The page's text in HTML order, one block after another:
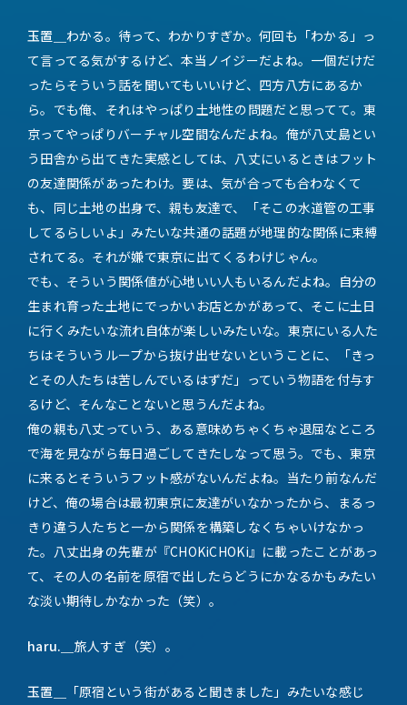
玉置＿ わかる。待って、わかりすぎか。何回も「わかる」っ
て言ってる気がするけど、本当ノイジーだよね。一個だけだ
ったらそういう話を聞いてもいいけど、四方八方にあるか
ら。でも俺、それはやっぱり土地性の問題だと思ってて。東
京ってやっぱりバーチャル空間なんだよね。俺が八丈島とい
う田舎から出てきた実感としては、八丈にいるときはフット
の友達関係があったわけ。要は、気が合っても合わなくて
も、同じ土地の出身で、親も友達で、「そこの水道管の工事
してるらしいよ」みたいな共通の話題が地理的な関係に束縛
されてる。それが嫌で東京に出てくるわけじゃん。
でも、そういう関係値が心地いい人もいるんだよね。自分の
生まれ育った土地にでっかいお店とかがあって、そこに土日
に行くみたいな流れ自体が楽しいみたいな。東京にいる人た
ちはそういうループから抜け出せないということに、「きっ
とその人たちは苦しんでいるはずだ」っていう物語を付与す
るけど、そんなことないと思うんだよね。
俺の親も八丈っていう、ある意味めちゃくちゃ退屈なところ
で海を見ながら毎日過ごしてきたしなって思う。でも、東京
に来るとそういうフット感がないんだよね。当たり前なんだ
けど、俺の場合は最初東京に友達がいなかったから、まるっ
きり違う人たちと一から関係を構築しなくちゃいけなかっ
た。八丈出身の先輩が『CHOKiCHOKi』に載ったことがあっ
て、その人の名前を原宿で出したらどうにかなるかもみたい
な淡い期待しかなかった（笑）。
haru.＿ 旅人すぎ（笑）。
玉置＿
「原宿という街があると聞きました」みたいな感じ